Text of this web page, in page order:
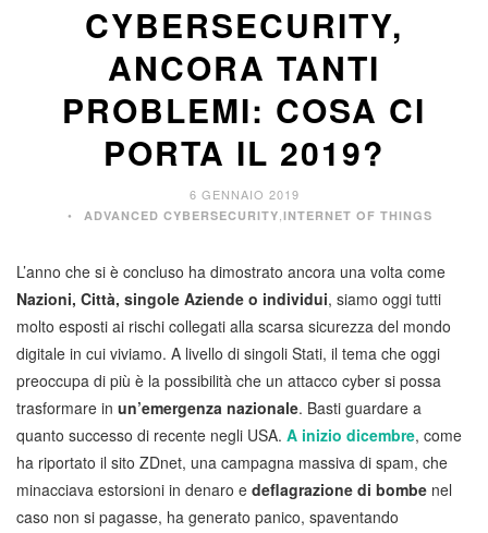
CYBERSECURITY,
ANCORA TANTI
PROBLEMI: COSA CI
PORTA IL 2019?
6 GENNAIO 2019
ADVANCED CYBERSECURITY INTERNET OF THINGS
L’anno che si è concluso ha dimostrato ancora una volta come
Nazioni, Città, singole Aziende o individui, siamo oggi tutti
molto esposti ai rischi collegati alla scarsa sicurezza del mondo
digitale in cui viviamo. A livello di singoli Stati, il tema che oggi
preoccupa di più è la possibilità che un attacco cyber si possa
trasformare in un’emergenza nazionale. Basti guardare a
quanto successo di recente negli USA. A inizio dicembre, come
ha riportato il sito ZDnet, una campagna massiva di spam, che
minacciava estorsioni in denaro e deflagrazione di bombe nel
caso non si pagasse, ha generato panico, spaventando